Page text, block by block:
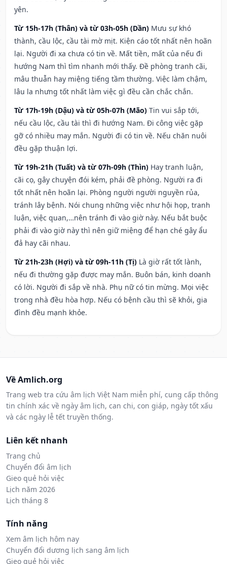
yên.
Từ 15h-17h (Thân) và từ 03h-05h (Dần) Mưu sự khó
thành, cầu lộc, cầu tài mờ mịt. Kiện cáo tốt nhất nên hoãn
lại. Người đi xa chưa có tin về. Mất tiền, mất của nếu đi
hướng Nam thì tìm nhanh mới thấy. Đề phòng tranh cãi,
mâu thuẫn hay miệng tiếng tầm thường. Việc làm chậm,
lâu la nhưng tốt nhất làm việc gì đều cần chắc chắn.
Từ 17h-19h (Dậu) và từ 05h-07h (Mão) Tin vui sắp tới,
nếu cầu lộc, cầu tài thì đi hướng Nam. Đi công việc gặp
gỡ có nhiều may mắn. Người đi có tin về. Nếu chăn nuôi
đều gặp thuận lợi.
Từ 19h-21h (Tuất) và từ 07h-09h (Thìn) Hay tranh luận,
cãi cọ, gây chuyện đói kém, phải đề phòng. Người ra đi
tốt nhất nên hoãn lại. Phòng người người nguyền rủa,
tránh lây bệnh. Nói chung những việc như hội họp, tranh
luận, việc quan,…nên tránh đi vào giờ này. Nếu bắt buộc
phải đi vào giờ này thì nên giữ miệng để hạn ché gây ẩu
đả hay cãi nhau.
Từ 21h-23h (Hợi) và từ 09h-11h (Tị) Là giờ rất tốt lành,
nếu đi thường gặp được may mắn. Buôn bán, kinh doanh
có lời. Người đi sắp về nhà. Phụ nữ có tin mừng. Mọi việc
trong nhà đều hòa hợp. Nếu có bệnh cầu thì sẽ khỏi, gia
đình đều mạnh khỏe.
Về Amlich.org
Trang web tra cứu âm lịch Việt Nam miễn phí, cung cấp thông
tin chính xác về ngày âm lịch, can chi, con giáp, ngày tốt xấu
và các ngày lễ tết truyền thống.
Liên kết nhanh
Trang chủ
Chuyển đổi âm lịch
Gieo quẻ hỏi việc
Lịch năm 2026
Lịch tháng 8
Tính năng
Xem âm lịch hôm nay
Chuyển đổi dương lịch sang âm lịch
Gieo quẻ hỏi việc